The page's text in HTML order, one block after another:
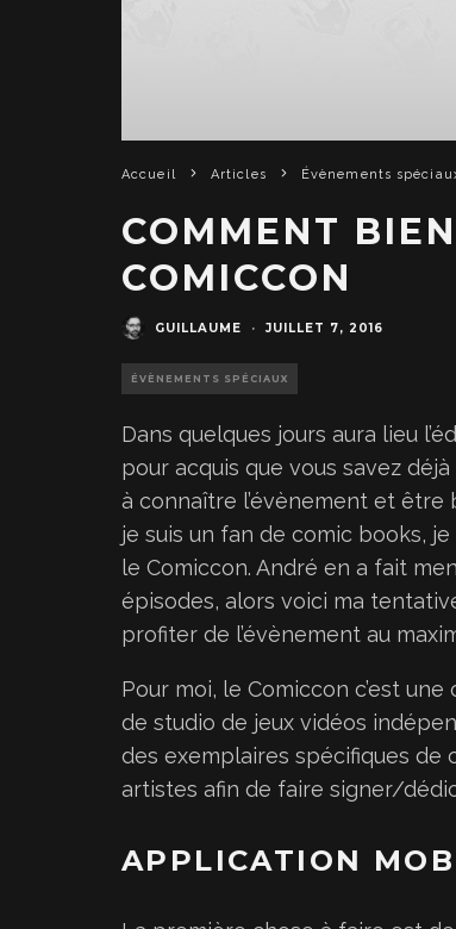
Accueil Articles Évènements
COMMENT
COMICCON
GUILLAUME · JUILLET 7, 2016
ÉVÈNEMENTS SPÉCIAUX
Dans quelques jours aura lieu
pour acquis que vous savez
à connaître l’évènement et être
je suis un fan de comic books,
le Comiccon. André en a fait
épisodes, alors voici ma
profiter de l’évènement au
Pour moi, le Comiccon c’est
de studio de jeux vidéos
des exemplaires spécifiques
artistes afin de faire signer/
APPLICATION